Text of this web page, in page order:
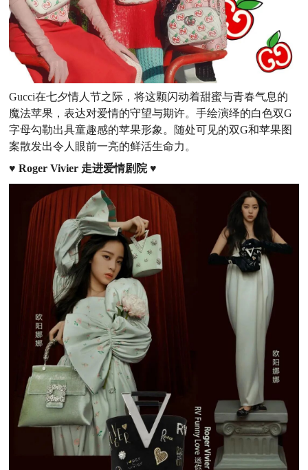
Gucci在七夕情人节之际，将这颗闪动着甜蜜与青春气息的
魔法苹果，表达对爱情的守望与期许。手绘演绎的白色双G
字母勾勒出具童趣感的苹果形象。随处可见的双G和苹果图
案散发出令人眼前一亮的鲜活生命力。
♥ Roger Vivier 走进爱情剧院♥